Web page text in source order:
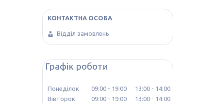
Відділ замовлень
Графік роботи
Понеділок 09:00 19:00 13:00
14:00
Вівторок
09:00 19:00 13:00
14:00